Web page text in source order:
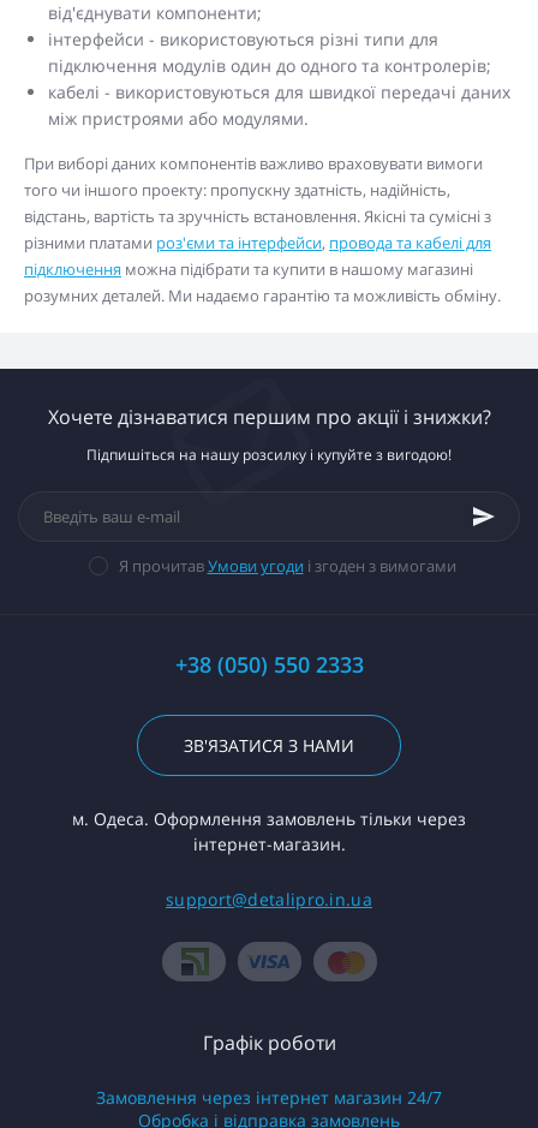
від'єднувати компоненти;
інтерфейси - використовуються різні типи для
підключення модулів один до одного та контролерів;
кабелі - використовуються для швидкої передачі даних
між пристроями або модулями.
При виборі даних компонентів важливо враховувати вимоги
того чи іншого проекту: пропускну здатність, надійність,
відстань, вартість та зручність встановлення. Якісні та сумісні з
різними платами роз'єми та інтерфейси, провода та кабелі для
підключення можна підібрати та купити в нашому магазині
розумних деталей. Ми надаємо гарантію та можливість обміну.
Хочете дізнаватися першим про акції і знижки?
Підпишіться на нашу розсилку і купуйте з вигодою!
Я прочитавУмови угоди і згоден з вимогами
+38 (050) 550 2333
ЗВ'ЯЗАТИСЯ З НАМИ
м. Одеса. Оформлення замовлень тільки через
інтернет-магазин.
support@detalipro.in.ua
Графік роботи
Замовлення через інтернет магазин 24/7
Обробка і відправка замовлень